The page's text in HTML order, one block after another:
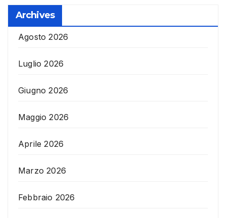
Archives
Agosto 2026
Luglio 2026
Giugno 2026
Maggio 2026
Aprile 2026
Marzo 2026
Febbraio 2026